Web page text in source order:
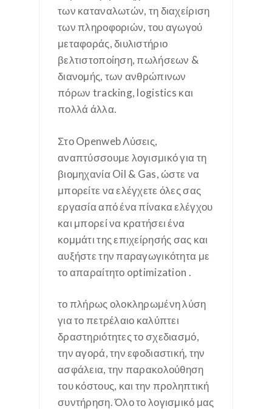
των καταναλωτών, τη διαχείριση
των πληροφοριών, του αγωγού
μεταφοράς, διυλιστήριο
βελτιστοποίηση, πωλήσεων &
διανομής, των ανθρώπινων
πόρων tracking, logistics και
πολλά άλλα.
Στο Openweb Λύσεις,
αναπτύσσουμε λογισμικό για τη
βιομηχανία Oil & Gas, ώστε να
μπορείτε να ελέγχετε όλες σας
εργασία από ένα πίνακα ελέγχου
και μπορεί να κρατήσει ένα
κομμάτι της επιχείρησής σας και
αυξήστε την παραγωγικότητα με
το απαραίτητο optimization .
το πλήρως ολοκληρωμένη λύση
για το πετρέλαιο καλύπτει
δραστηριότητες το σχεδιασμό,
την αγορά, την εφοδιαστική, την
ασφάλεια, την παρακολούθηση
του κόστους, και την προληπτική
συντήρηση. Όλο το λογισμικό μας